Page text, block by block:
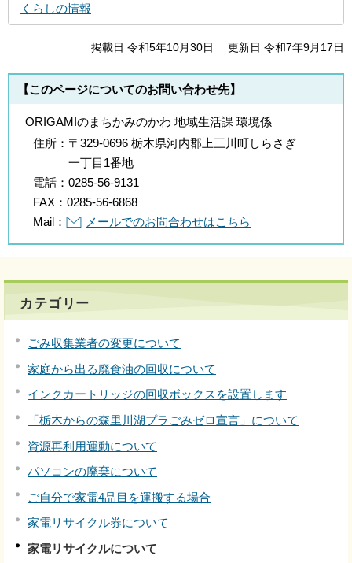
くらしの情報
掲載日 令和5年10月30日 更新日 令和7年9月17日
【このページについてのお問い合わせ先】
ORIGAMIのまちかみのかわ 地域生活課 環境係
住所： 〒329-0696 栃木県河内郡上三川町しらさぎ
一丁目1番地
電話： 0285-56-9131
FAX： 0285-56-6868
Mail：
メールでのお問合わせはこちら
カテゴリー
ごみ収集業者の変更について
家庭から出る廃食油の回収について
インクカートリッジの回収ボックスを設置します
「栃木からの森里川湖プラごみゼロ宣言」について
資源再利用運動について
パソコンの廃棄について
ご自分で家電4品目を運搬する場合
家電リサイクル券について
家電リサイクルについて